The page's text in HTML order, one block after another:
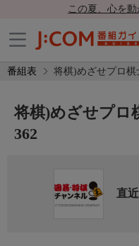
この夏、心を
番組表 将棋)めざせプロ棋
将棋)めざせプロ
362
直